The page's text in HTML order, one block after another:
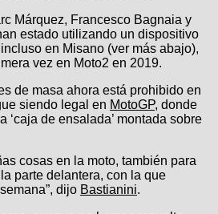
Márquez, Francesco Bagnaia y
estado utilizando un dispositivo
en Misano (ver más abajo),
vez en Moto2 en 2019.
de masa ahora está prohibido en
siendo legal en MotoGP, donde
‘caja de ensalada’ montada sobre
cosas en la moto, también para
parte delantera, con la que
dijo Bastianini.